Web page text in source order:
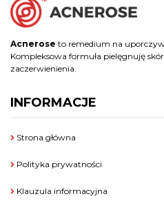
Acnerose to remedium na
Kompleksowa formuła pielęgnuję
zaczerwienienia.
INFORMACJE
Strona główna
Polityka prywatności
Klauzula informacyjna